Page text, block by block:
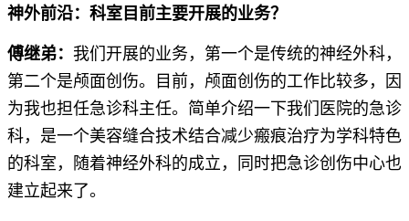
神外前沿：科室目前主要开展的业务？
傅继弟： 我们开展的业务，第一个是传统的神经外科，
第二个是颅面创伤。目前，颅面创伤的工作比较多，因
为我也担任急诊科主任。简单介绍一下我们医院的急诊
科，是一个美容缝合技术结合减少瘢痕治疗为学科特色
的科室，随着神经外科的成立，同时把急诊创伤中心也
建立起来了。